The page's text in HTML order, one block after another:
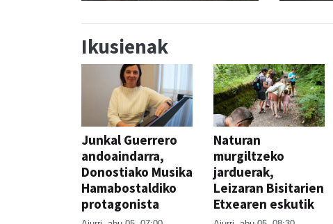
Ikusienak
Junkal Guerrero
andoaindarra,
Donostiako Musika
Hamabostaldiko
protagonista
Naturan
murgiltzeko
jarduerak,
Leizaran Bisitarien
Etxearen eskutik